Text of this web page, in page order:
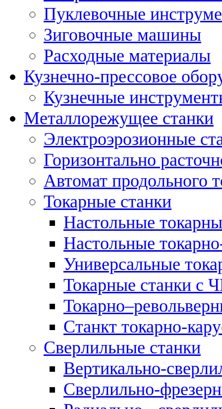
Пуклевочные
Зиговочные машины
Расходные материалы
Кузнечно-прессовое
Кузнечные
Металлорежущее станки
Электроэрозионные
Горизонтально
Автомат продольного
Токарные станки
Настольные
Настольные
Универсальные
Токарные станки с
Станкт токарно-
Сверлильные станки
Вертикально-
Сверлильно-